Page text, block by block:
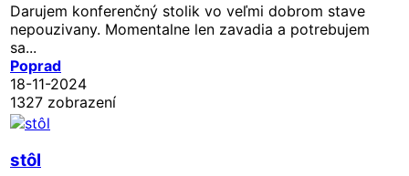
Darujem konferenčný stolik vo veľmi dobrom stave
nepouzivany. Momentalne len zavadia a potrebujem
sa...
Poprad
18-11-2024
1327 zobrazení
stôl